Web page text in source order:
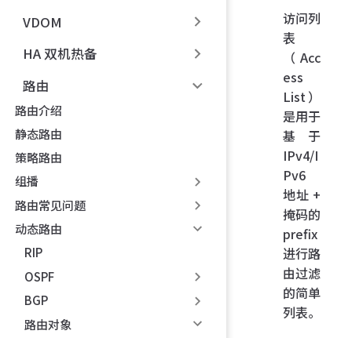
VDOM
HA 双机热备
路由
路由介绍
静态路由
策略路由
组播
路由常见问题
动态路由
RIP
OSPF
BGP
路由对象
访问列
表
（Acc
ess
List）
是用于
基于
IPv4/I
Pv6
地址 +
掩码的
prefix
进行路
由过滤
的简单
列表。